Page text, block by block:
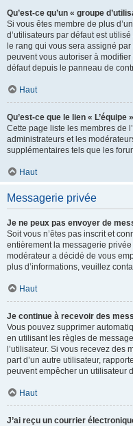
Qu’est-ce qu’un « groupe
Si vous êtes membre de plus
d’utilisateurs par défaut est
le rang qui vous sera assigné
peuvent vous autoriser à
défaut depuis le panneau de
Haut
Qu’est-ce que le lien « L’équipe
Cette page liste les membres de
administrateurs et les
supplémentaires tels que les
Haut
Messagerie privée
Je ne peux pas envoyer de
Soit vous n’êtes pas inscrit et
entièrement la messagerie
modérateur a décidé de vous
plus d’informations, veuillez
Haut
Je continue à recevoir des
Vous pouvez supprimer
en utilisant les règles de
l’utilisateur. Si vous recevez
part d’un autre utilisateur,
peuvent empêcher un utilisateur
Haut
J’ai reçu un courrier